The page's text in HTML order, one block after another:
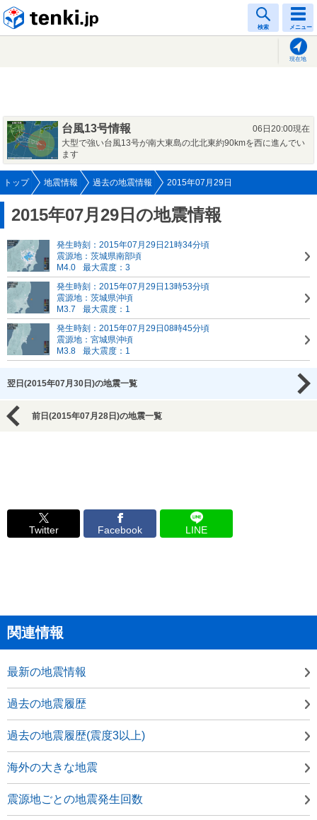
検索 メニュー
現在地
台風13号情報
06日20:00現在
大型で強い台風13号が南大東島の北北東約90kmを西に進んでい
ます
トップ 地震情報 過去の地震情報 2015年07月29日
2015年07月29日の地震情報
発生時刻：2015年07月29日21時34分頃
震源地：茨城県南部頃
M4.0
最大震度：3
発生時刻：2015年07月29日13時53分頃
震源地：茨城県沖頃
M3.7
最大震度：1
発生時刻：2015年07月29日08時45分頃
震源地：宮城県沖頃
M3.8
最大震度：1
翌日(2015年07月30日)の地震一覧
前日(2015年07月28日)の地震一覧
Twitter Facebook LINE
関連情報
最新の地震情報
過去の地震履歴
過去の地震履歴(震度3以上)
海外の大きな地震
震源地ごとの地震発生回数